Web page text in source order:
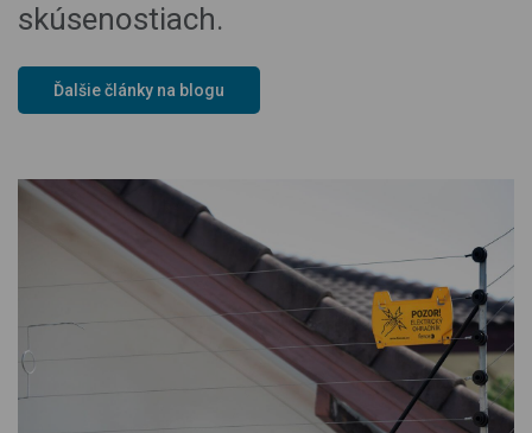
skúsenostiach.
Ďalšie články na blogu